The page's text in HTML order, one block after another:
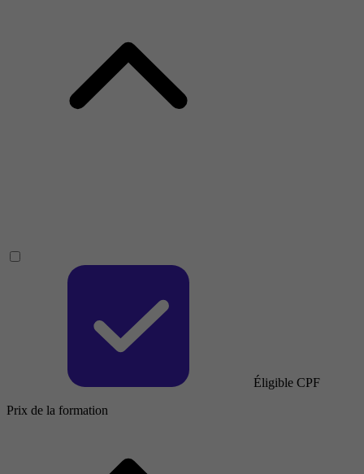
Éligible CPF
Prix de la formation